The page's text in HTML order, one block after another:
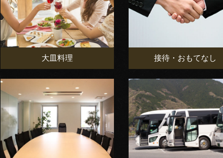
大皿料理 接待・おもてなし